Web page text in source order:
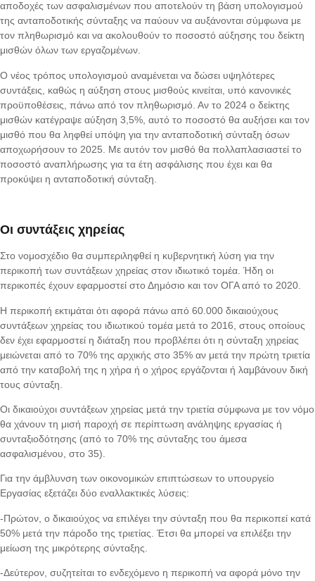
αποδοχές των ασφαλισμένων που αποτελούν τη βάση υπολογισμού
της ανταποδοτικής σύνταξης να παύουν να αυξάνονται σύμφωνα με
τον πληθωρισμό και να ακολουθούν το ποσοστό αύξησης του δείκτη
μισθών όλων των εργαζομένων.
Ο νέος τρόπος υπολογισμού αναμένεται να δώσει υψηλότερες
συντάξεις, καθώς η αύξηση στους μισθούς κινείται, υπό κανονικές
προϋποθέσεις, πάνω από τον πληθωρισμό. Αν το 2024 ο δείκτης
μισθών κατέγραψε αύξηση 3,5%, αυτό το ποσοστό θα αυξήσει και τον
μισθό που θα ληφθεί υπόψη για την ανταποδοτική σύνταξη όσων
αποχωρήσουν το 2025. Με αυτόν τον μισθό θα πολλαπλασιαστεί το
ποσοστό αναπλήρωσης για τα έτη ασφάλισης που έχει και θα
προκύψει η ανταποδοτική σύνταξη.
Οι συντάξεις χηρείας
Στο νομοσχέδιο θα συμπεριληφθεί η κυβερνητική λύση για την
περικοπή των συντάξεων χηρείας στον ιδιωτικό τομέα. Ήδη οι
περικοπές έχουν εφαρμοστεί στο Δημόσιο και τον ΟΓΑ από το 2020.
Η περικοπή εκτιμάται ότι αφορά πάνω από 60.000 δικαιούχους
συντάξεων χηρείας του ιδιωτικού τομέα μετά το 2016, στους οποίους
δεν έχει εφαρμοστεί η διάταξη που προβλέπει ότι η σύνταξη χηρείας
μειώνεται από το 70% της αρχικής στο 35% αν μετά την πρώτη τριετία
από την καταβολή της η χήρα ή ο χήρος εργάζονται ή λαμβάνουν δική
τους σύνταξη.
Οι δικαιούχοι συντάξεων χηρείας μετά την τριετία σύμφωνα με τον νόμο
θα χάνουν τη μισή παροχή σε περίπτωση ανάληψης εργασίας ή
συνταξιοδότησης (από το 70% της σύνταξης του άμεσα
ασφαλισμένου, στο 35).
Για την άμβλυνση των οικονομικών επιπτώσεων το υπουργείο
Εργασίας εξετάζει δύο εναλλακτικές λύσεις:
-Πρώτον, ο δικαιούχος να επιλέγει την σύνταξη που θα περικοπεί κατά
50% μετά την πάροδο της τριετίας. Έτσι θα μπορεί να επιλέξει την
μείωση της μικρότερης σύνταξης.
-Δεύτερον, συζητείται το ενδεχόμενο η περικοπή να αφορά μόνο την